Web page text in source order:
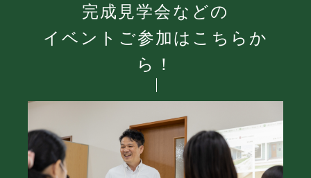
完成見学会などの
イベントご参加はこちらか
ら！